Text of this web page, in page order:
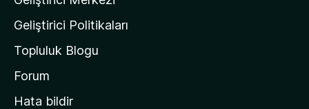
n
n
a
s
Geliştirici Politikaları
Topluluk Blogu
Forum
Hata bildir